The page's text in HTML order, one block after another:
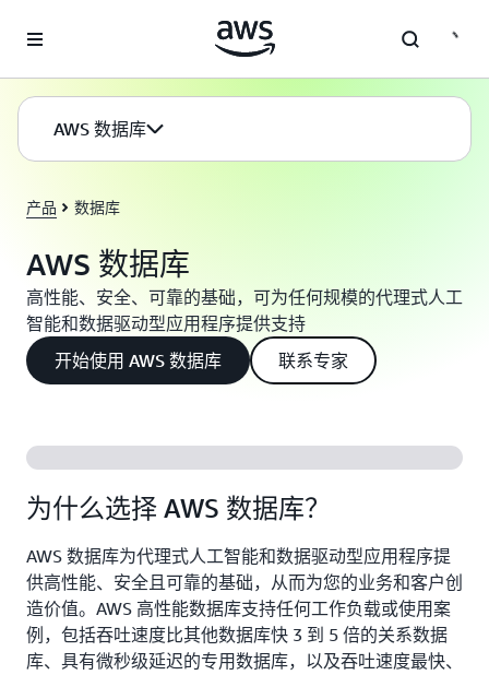
AWS 数据库
产品 数据库
AWS 数据库
高性能、安全、可靠的基础，可为任何规模的代理式人工
智能和数据驱动型应用程序提供支持
开始使用 AWS 数据库
联系专家
为什么选择 AWS 数据库？
AWS 数据库为代理式人工智能和数据驱动型应用程序提
供高性能、安全且可靠的基础，从而为您的业务和客户创
造价值。AWS 高性能数据库支持任何工作负载或使用案
例，包括吞吐速度比其他数据库快 3 到 5 倍的关系数据
库、具有微秒级延迟的专用数据库，以及吞吐速度最快、